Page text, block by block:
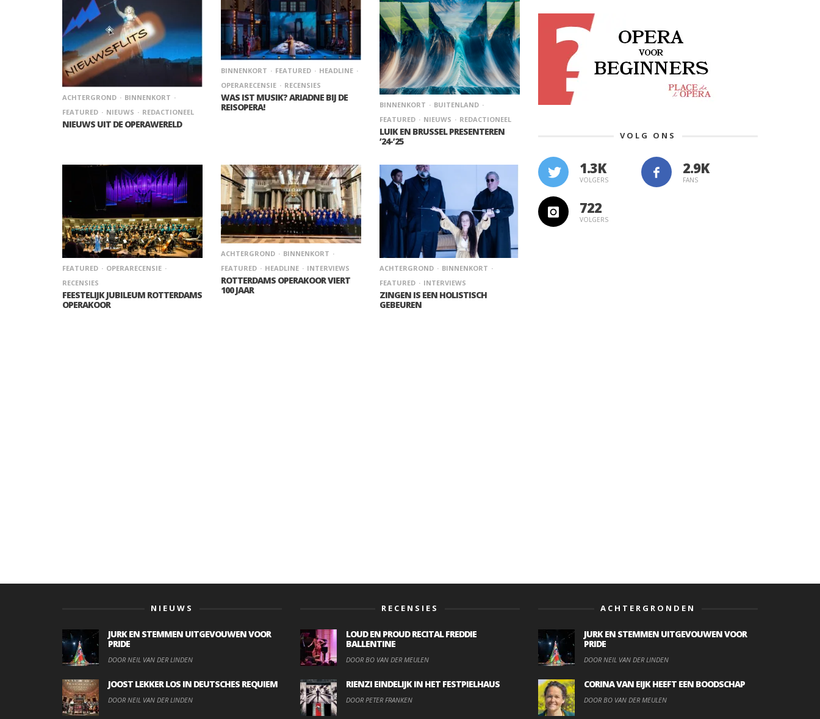
ACHTERGROND
BINNENKORT
FEATURED
NIEUWS REDACTIONEEL
NIEUWS UIT DE OPERAWERELD
BINNENKORT FEATURED
HEADLINE
OPERARECENSIE
RECENSIES
WAS IST MUSIK? ARIADNE BIJ DE
REISOPERA!
BINNENKORT
BUITENLAND
FEATURED
NIEUWS REDACTIONEEL
LUIK EN BRUSSEL PRESENTEREN
’24-’25
FEATURED
OPERARECENSIE
RECENSIES
FEESTELIJK JUBILEUM ROTTERDAMS
OPERAKOOR
ACHTERGROND
BINNENKORT
FEATURED
HEADLINE INTERVIEWS
ROTTERDAMS OPERAKOOR VIERT
100 JAAR
ACHTERGROND
BINNENKORT
FEATURED
INTERVIEWS
ZINGEN IS EEN HOLISTISCH
GEBEUREN
VOLG ONS
1.3K
VOLGERS FANS
722
VOLGERS
NIEUWS
JURK EN STEMMEN UITGEVOUWEN VOOR
PRIDE
DOOR NEIL VAN DER LINDEN
JOOST LEKKER LOS IN DEUTSCHES REQUIEM
DOOR NEIL VAN DER LINDEN
RECENSIES
LOUD EN PROUD RECITAL FREDDIE
BALLENTINE
DOOR BO VAN DER MEULEN
RIENZI EINDELIJK IN HET FESTPIELHAUS
DOOR PETER FRANKEN
ACHTERGRONDEN
JURK EN STEMMEN UITGEVOUWEN VOOR
PRIDE
DOOR NEIL VAN DER LINDEN
CORINA VAN EIJK HEEFT EEN BOODSCHAP
DOOR BO VAN DER MEULEN